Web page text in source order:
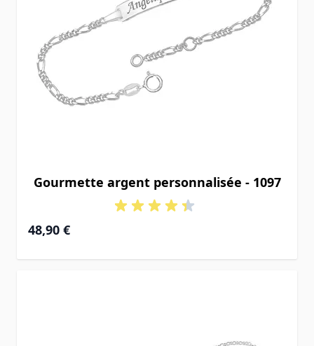
Gourmette argent personnalisée - 1097
À partir de
48,90 €